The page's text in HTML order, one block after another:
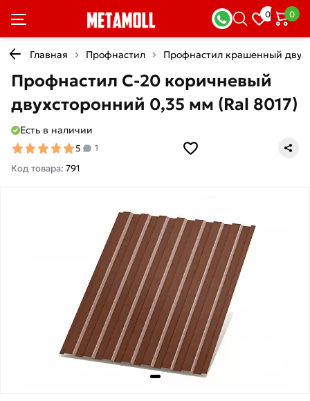
0 0
Главная Профнастил Профнастил крашенный
Профнастил С-20 коричневый
двухсторонний 0,35 мм (Ral 8017)
Есть в наличии
5 1
Код товара: 791